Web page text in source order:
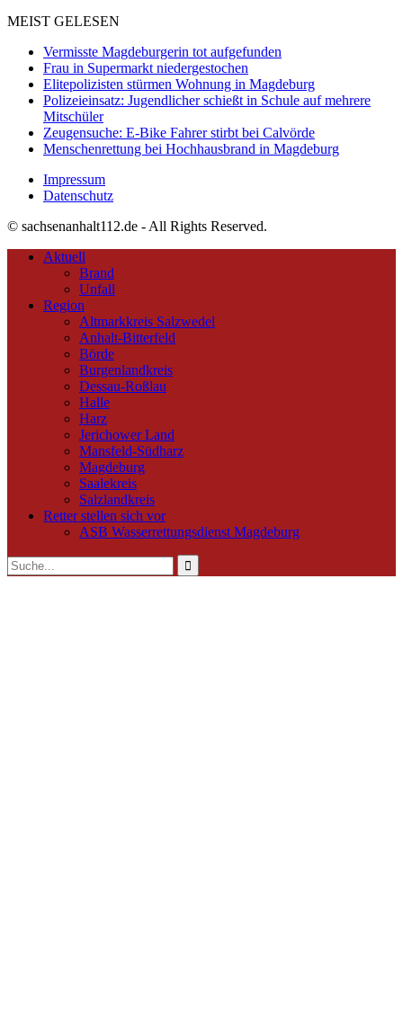
MEIST GELESEN
Vermisste Magdeburgerin tot aufgefunden
Frau in Supermarkt niedergestochen
Elitepolizisten stürmen Wohnung in Magdeburg
Polizeieinsatz: Jugendlicher schießt in Schule auf mehrere
Mitschüler
Zeugensuche: E-Bike Fahrer stirbt bei Calvörde
Menschenrettung bei Hochhausbrand in Magdeburg
Impressum
Datenschutz
© sachsenanhalt112.de - All Rights Reserved.
Aktuell
Brand
Unfall
Region
Altmarkkreis Salzwedel
Anhalt-Bitterfeld
Börde
Burgenlandkreis
Dessau-Roßlau
Halle
Harz
Jerichower Land
Mansfeld-Südharz
Magdeburg
Saalekreis
Salzlandkreis
Retter stellen sich vor
ASB Wasserrettungsdienst Magdeburg